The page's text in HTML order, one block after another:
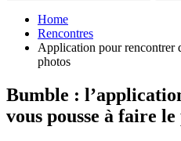
Home
Rencontres
Application pour rencontrer
photos
Bumble :
vous pousse à faire